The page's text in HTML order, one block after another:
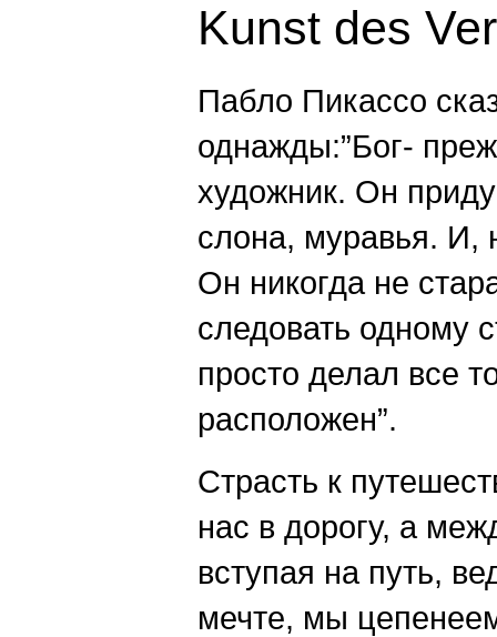
Kunst des
Пабло Пикассо
однажды:”Бог-
художник. Он
слона, муравья. И,
Он никогда не
следовать одному
просто делал все
расположен”.
Страсть к
нас в дорогу, а
вступая на путь,
мечте, мы